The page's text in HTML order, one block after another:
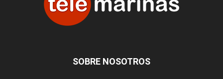
SOBRE NOSOTROS